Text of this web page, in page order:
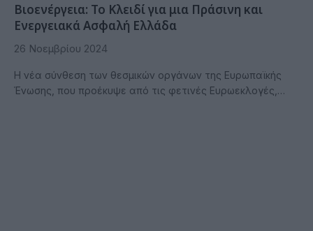
Βιοενέργεια: Το Κλειδί για μια Πράσινη και
Ενεργειακά Ασφαλή Ελλάδα
26 Νοεμβρίου 2024
Η νέα σύνθεση των θεσμικών οργάνων της Ευρωπαϊκής
Ένωσης, που προέκυψε από τις φετινές Ευρωεκλογές,…